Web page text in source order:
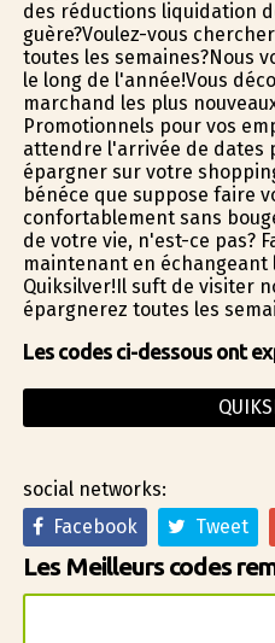
des réductions liquidation
guère?Voulez-vous
toutes les semaines?Nous
le long de l'année!Vous
marchand les plus
Promotionnels pour vos
attendre l'arrivée de dates
épargner sur votre
bénéfice que suppose faire
confortablement sans
de votre vie, n'est-ce pas?
maintenant en échangeant
Quiksilver!Il suffit de visiter
épargnerez toutes les
Les codes ci-dessous ont
social networks:
Facebook
Tweet
Les Meilleurs codes